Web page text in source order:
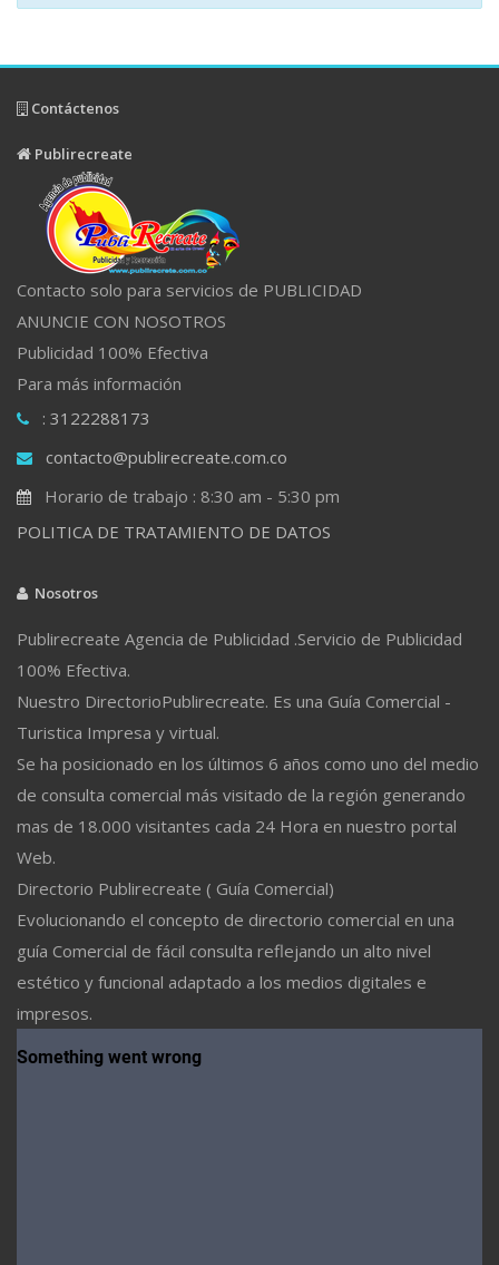
Contáctenos
Publirecreate
Contacto solo para servicios de PUBLICIDAD
ANUNCIE CON NOSOTROS
Publicidad 100% Efectiva
Para más información
: 3122288173
contacto@publirecreate.com.co
Horario de trabajo : 8:30 am - 5:30 pm
POLITICA DE TRATAMIENTO DE DATOS
Nosotros
Publirecreate Agencia de Publicidad .Servicio de Publicidad
100% Efectiva.
Nuestro DirectorioPublirecreate. Es una Guía Comercial -
Turistica Impresa y virtual.
Se ha posicionado en los últimos 6 años como uno del medio
de consulta comercial más visitado de la región generando
mas de 18.000 visitantes cada 24 Hora en nuestro portal
Web.
Directorio Publirecreate ( Guía Comercial)
Evolucionando el concepto de directorio comercial en una
guía Comercial de fácil consulta reflejando un alto nivel
estético y funcional adaptado a los medios digitales e
impresos.